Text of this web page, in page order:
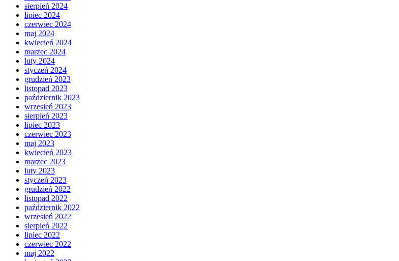
sierpień 2024
lipiec 2024
czerwiec 2024
maj 2024
kwiecień 2024
marzec 2024
luty 2024
styczeń 2024
grudzień 2023
listopad 2023
październik 2023
wrzesień 2023
sierpień 2023
lipiec 2023
czerwiec 2023
maj 2023
kwiecień 2023
marzec 2023
luty 2023
styczeń 2023
grudzień 2022
listopad 2022
październik 2022
wrzesień 2022
sierpień 2022
lipiec 2022
czerwiec 2022
maj 2022